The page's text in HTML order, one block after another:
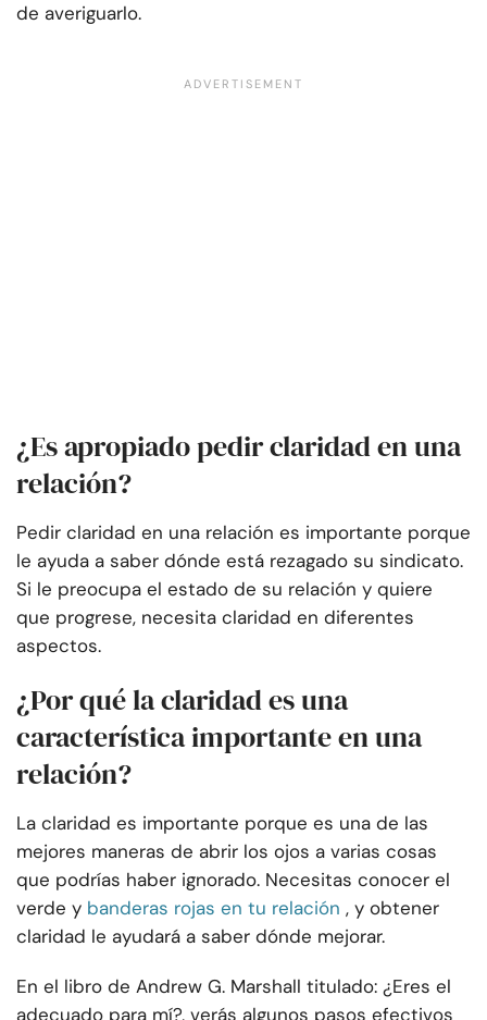
de averiguarlo.
¿Es apropiado pedir claridad en una
relación?
Pedir claridad en una relación es importante porque
le ayuda a saber dónde está rezagado su sindicato.
Si le preocupa el estado de su relación y quiere
que progrese, necesita claridad en diferentes
aspectos.
¿Por qué la claridad es una
característica importante en una
relación?
La claridad es importante porque es una de las
mejores maneras de abrir los ojos a varias cosas
que podrías haber ignorado. Necesitas conocer el
verde y banderas rojas en tu relación , y obtener
claridad le ayudará a saber dónde mejorar.
En el libro de Andrew G. Marshall titulado: ¿Eres el
adecuado para mí?, verás algunos pasos efectivos